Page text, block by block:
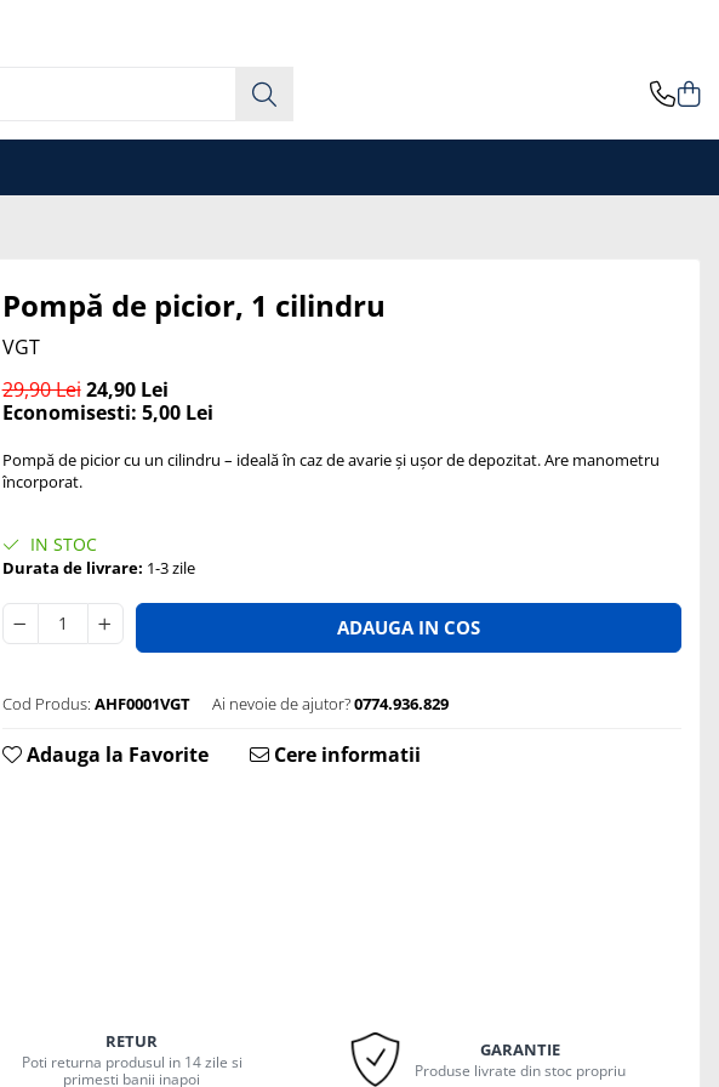
Pompă de picior, 1 cilindru
VGT
29,90 Lei24,90 Lei
Economisesti: 5,00 Lei
Pompă de picior cu un cilindru – ideală în caz de avarie și ușor de depozitat. Are manometru
încorporat.
IN STOC
Durata de livrare: 1-3 zile
ADAUGA IN COS
Cod Produs: AHF0001VGT Ai nevoie de ajutor?0774.936.829
Adauga la Favorite Cere informatii
RETUR
Poti returna produsul in 14 zile si
primesti banii inapoi
GARANTIE
Produse livrate din stoc propriu